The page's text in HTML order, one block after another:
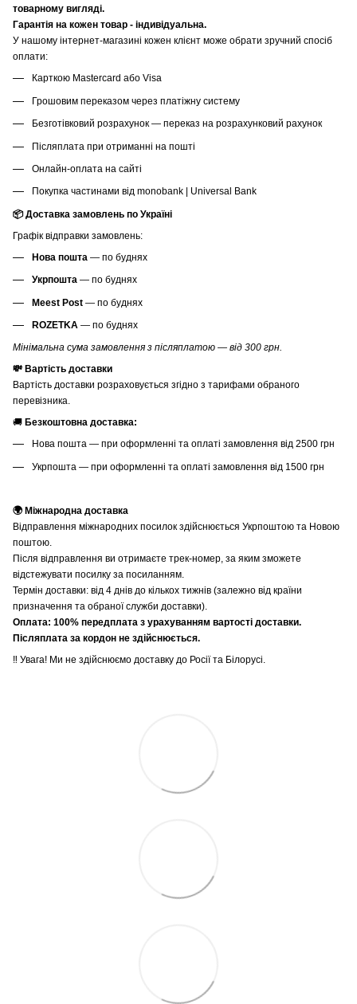
товарному вигляді.
Гарантія на кожен товар - індивідуальна.
У нашому інтернет-магазині кожен клієнт може обрати зручний спосіб
оплати:
Карткою Mastercard або Visa
Грошовим переказом через платіжну систему
Безготівковий розрахунок — переказ на розрахунковий рахунок
Післяплата при отриманні на пошті
Онлайн-оплата на сайті
Покупка частинами від monobank | Universal Bank
📦 Доставка замовлень по Україні
Графік відправки замовлень:
Нова пошта — по буднях
Укрпошта — по буднях
Meest Post — по буднях
ROZETKA — по буднях
Мінімальна сума замовлення з післяплатою — від 300 грн.
💸 Вартість доставки
Вартість доставки розраховується згідно з тарифами обраного
перевізника.
🚚 Безкоштовна доставка:
Нова пошта — при оформленні та оплаті замовлення від 2500 грн
Укрпошта — при оформленні та оплаті замовлення від 1500 грн
🌍 Міжнародна доставка
Відправлення міжнародних посилок здійснюється Укрпоштою та Новою
поштою.
Після відправлення ви отримаєте трек-номер, за яким зможете
відстежувати посилку за посиланням.
Термін доставки: від 4 днів до кількох тижнів (залежно від країни
призначення та обраної служби доставки).
Оплата: 100% передплата з урахуванням вартості доставки.
Післяплата за кордон не здійснюється.
‼️ Увага! Ми не здійснюємо доставку до Росії та Білорусі.